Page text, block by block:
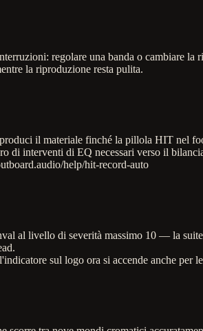
regolare una banda o
la riproduzione resta pulita.
il materiale finché la pillola HIT nel
di interventi di EQ necessari verso il
help/hit-record-auto
al livello di severità massimo 10 — la
sul logo ora si accende anche